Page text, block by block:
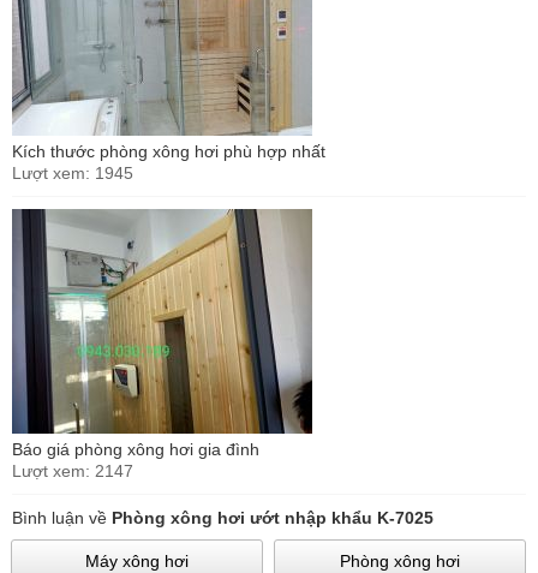
Kích thước phòng xông hơi phù hợp nhất
Lượt xem: 1945
Báo giá phòng xông hơi gia đình
Lượt xem: 2147
Bình luận về Phòng xông hơi ướt nhập khẩu K-7025
Máy xông hơi Phòng xông hơi